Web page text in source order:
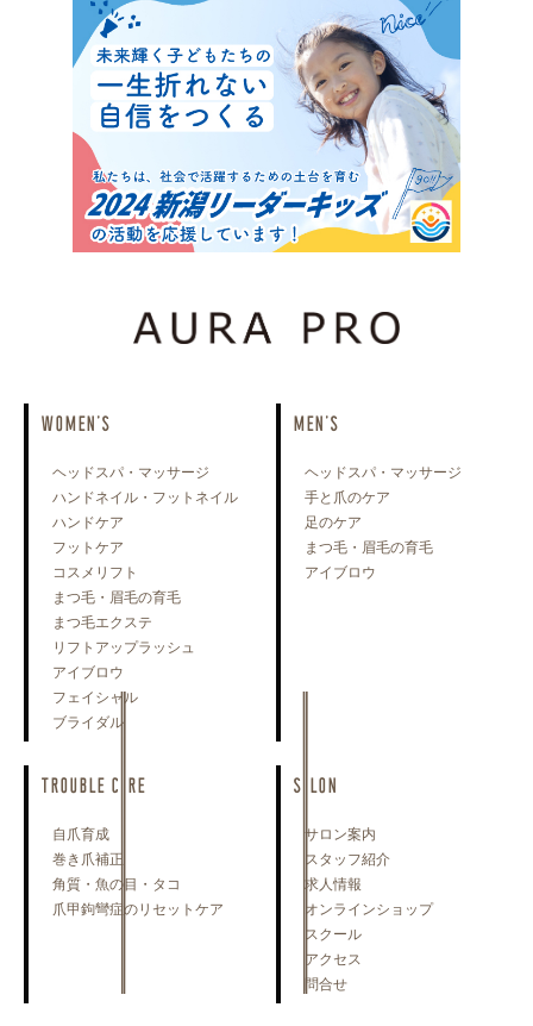
WOMEN'S
ヘッドスパ・マッサージ
ハンドネイル・フットネイル
ハンドケア
フットケア
コスメリフト
まつ毛・眉毛の育毛
まつ毛エクステ
リフトアップラッシュ
アイブロウ
フェイシャル
ブライダル
MEN'S
ヘッドスパ・マッサージ
手と爪のケア
足のケア
まつ毛・眉毛の育毛
アイブロウ
TROUBLE CARE
自爪育成
巻き爪補正
角質・魚の目・タコ
爪甲鉤彎症のリセットケア
SALON
サロン案内
スタッフ紹介
求人情報
オンラインショップ
スクール
アクセス
問合せ